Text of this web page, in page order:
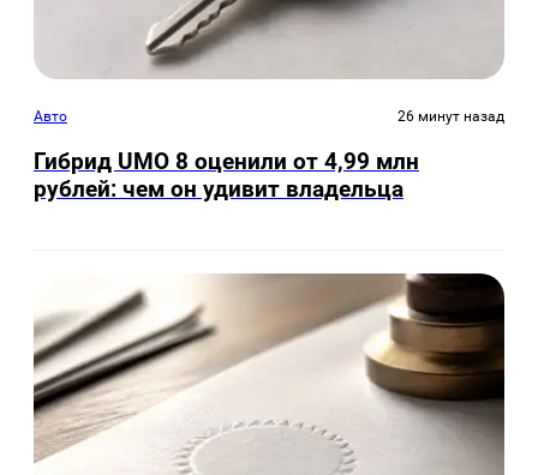
Авто 26 минут назад
Гибрид UMO 8 оценили от 4,99 млн
рублей: чем он удивит владельца